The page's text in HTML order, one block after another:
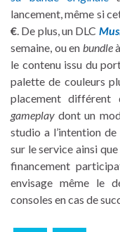
lancement, même si
€. De plus, un DLC
semaine, ou en bundleà
le contenu issu du
palette de couleurs
placement différent
gameplay dont un
studio a l’intention
sur le service ainsi que
financement
envisage même le
consoles en cas de